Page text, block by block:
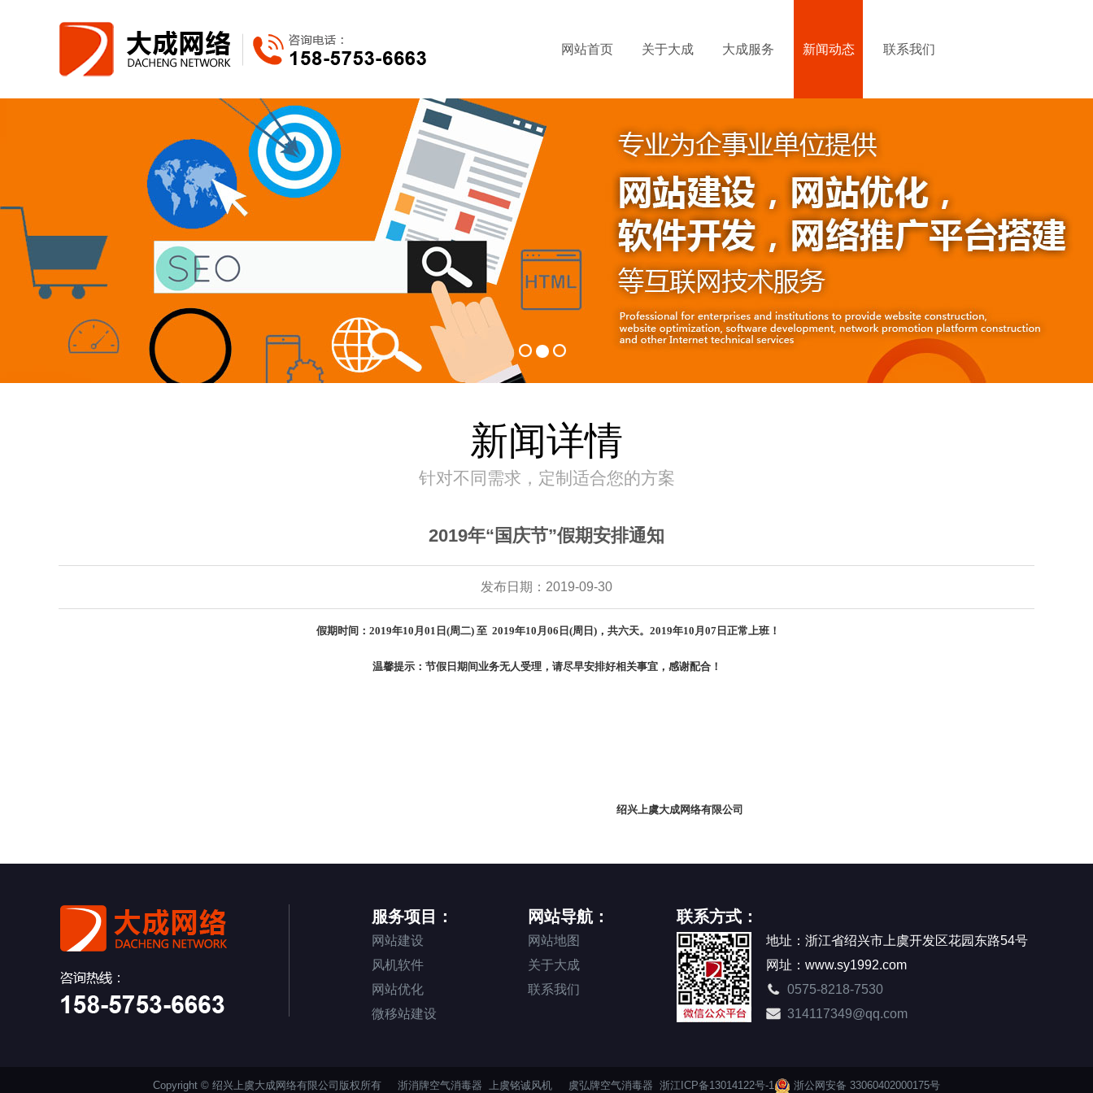
网站首页 关于大成 大成服务 新闻动态 联系我们
新闻详情
针对不同需求，定制适合您的方案
2019年“国庆节”假期安排通知
发布日期：2019-09-30
假期时间：2019年10月01日(周二) 至 2019年10月06日(周日)，共六天。2019年10月07日正常上班！
温馨提示：节假日期间业务无人受理，请尽早安排好相关事宜，感谢配合！
绍兴上虞大成网络有限公司
服务项目：
网站建设
风机软件
网站优化
微移站建设
网站导航：
网站地图
关于大成
联系我们
联系方式：
地址：浙江省绍兴市上虞开发区花园东路54号
网址：www.sy1992.com
0575-8218-7530
314117349@qq.com
Copyright © 绍兴上虞大成网络有限公司版权所有 浙消牌空气消毒器 上虞铭诚风机 虞弘牌空气消毒器 浙江ICP备13014122号-1 浙公网安备 33060402000175号